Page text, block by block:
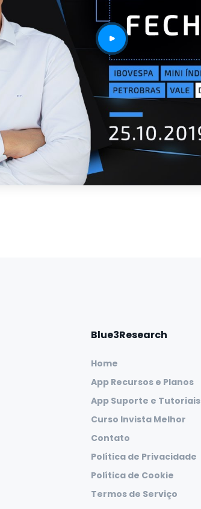
Blue3Research
Home
App Recursos e Planos
App Suporte e Tutoriais
Curso Invista Melhor
Contato
Política de Privacidade
Política de Cookie
Termos de Serviço